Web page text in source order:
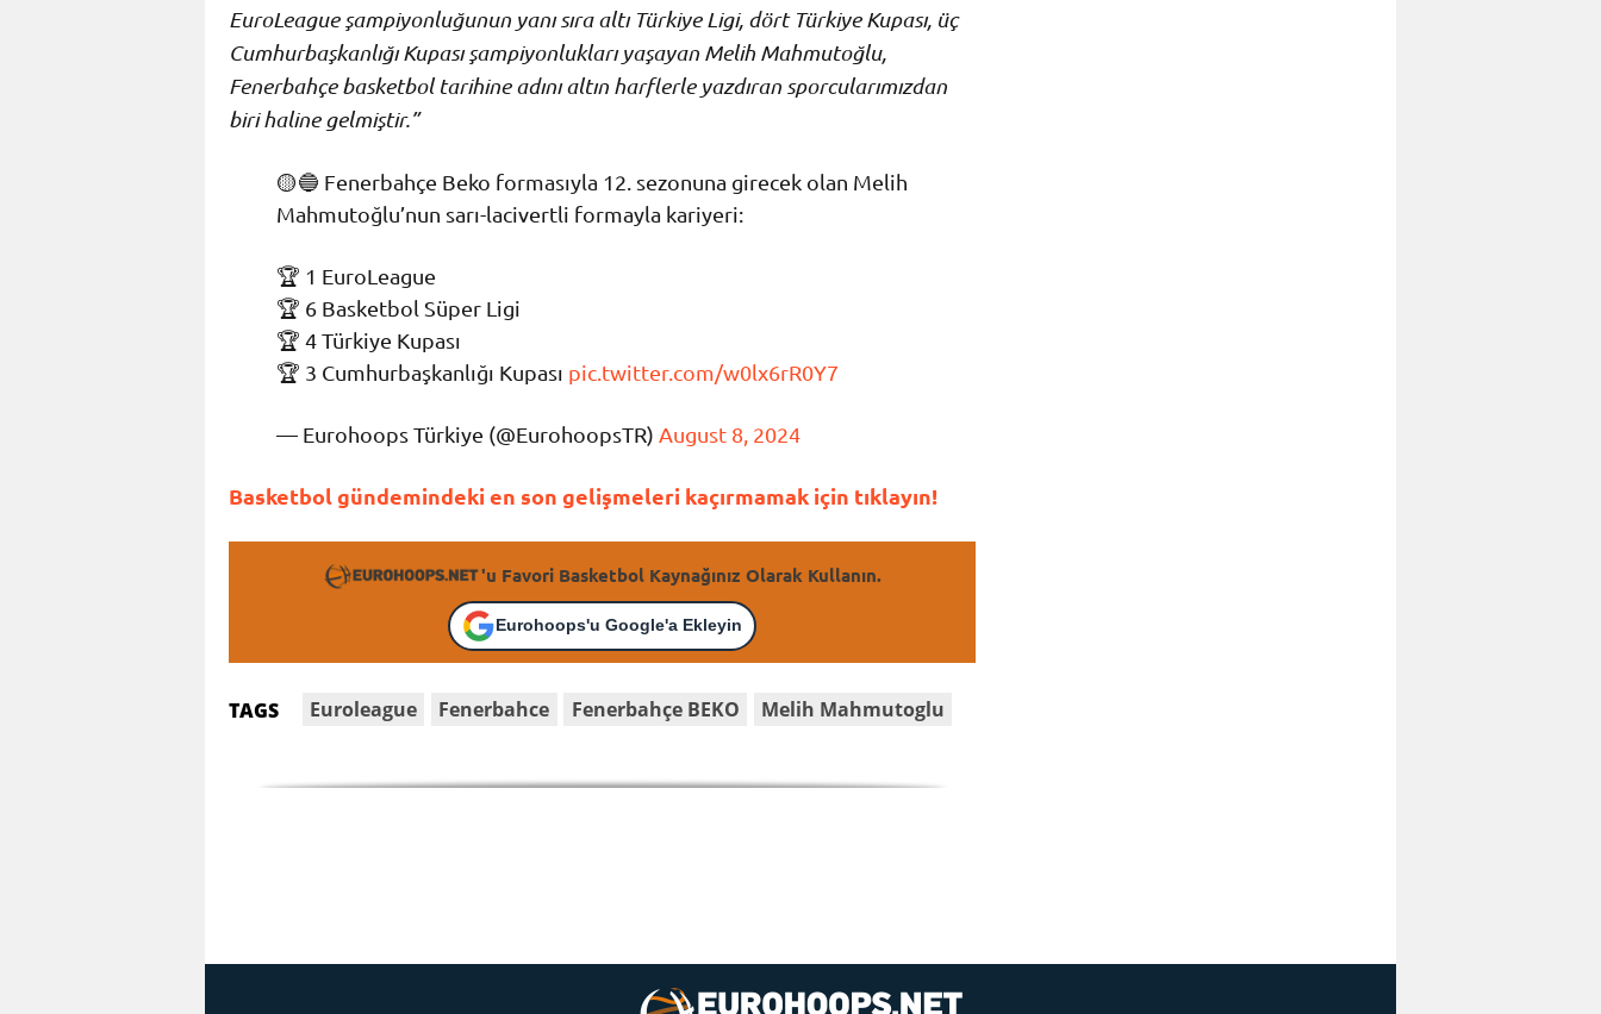
EuroLeague şampiyonluğunun yanı sıra altı Türkiye Ligi, dört Türkiye Kupası, üç
Cumhurbaşkanlığı Kupası şampiyonlukları yaşayan Melih Mahmutoğlu,
Fenerbahçe basketbol tarihine adını altın harflerle yazdıran sporcularımızdan
biri haline gelmiştir.”
🟡🔵 Fenerbahçe Beko formasıyla 12. sezonuna girecek olan Melih
Mahmutoğlu’nun sarı-lacivertli formayla kariyeri:
🏆 1 EuroLeague
🏆 6 Basketbol Süper Ligi
🏆 4 Türkiye Kupası
🏆 3 Cumhurbaşkanlığı Kupası pic.twitter.com/w0lx6rR0Y7
— Eurohoops Türkiye (@EurohoopsTR) August 8, 2024
Basketbol gündemindeki en son gelişmeleri kaçırmamak için tıklayın!
'u Favori Basketbol Kaynağınız Olarak Kullanın.
Eurohoops'u Google'a Ekleyin
TAGS Euroleague Fenerbahce Fenerbahçe BEKO Melih Mahmutoglu